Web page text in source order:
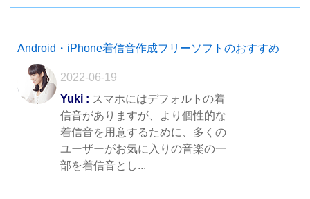
Android・iPhone着信音作成フリーソフトのおすすめ
2022-06-19
Yuki : スマホにはデフォルトの着
信音がありますが、より個性的な
着信音を用意するために、多くの
ユーザーがお気に入りの音楽の一
部を着信音とし...